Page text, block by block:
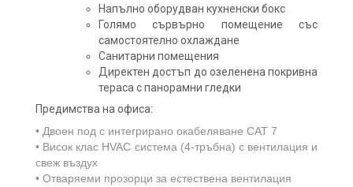
Напълно оборудван кухненски бокс
Голямо сървърно помещение със
самостоятелно охлаждане
Санитарни помещения
Директен достъп до озеленена покривна
тераса с панорамни гледки
Предимства на офиса:
• Двоен под с интегрирано окабеляване CAT 7
• Висок клас HVAC система (4-тръбна) с вентилация и
свеж въздух
• Отваряеми прозорци за естествена вентилация